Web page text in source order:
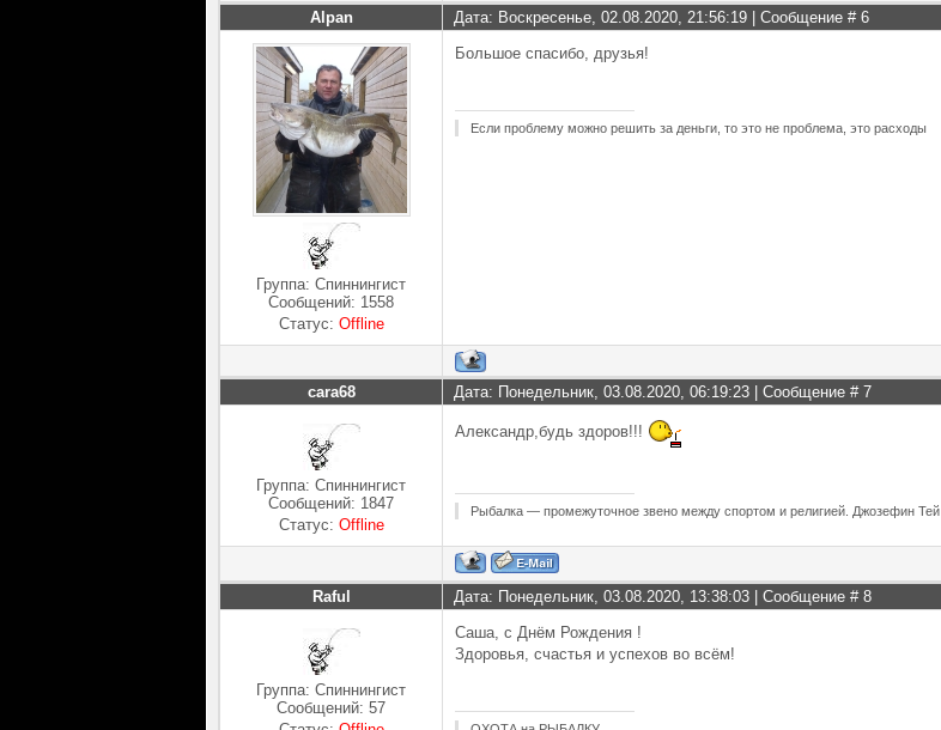
Alpan Дата: Воскресенье, 02.08.2020, 21:56:19 | Сообщение # 6
Группа: Спиннингист
Сообщений: 1558
Статус: Offline
Большое спасибо, друзья!
Если проблему можно решить за деньги, то это не проблема, это расходы
cara68 Дата: Понедельник, 03.08.2020, 06:19:23 | Сообщение # 7
Группа: Спиннингист
Сообщений: 1847
Статус: Offline
Александр,будь здоров!!!
Рыбалка — промежуточное звено между спортом и религией. Джозефин Тей
Raful Дата: Понедельник, 03.08.2020, 13:38:03 | Сообщение # 8
Группа: Спиннингист
Сообщений: 57
Саша, с Днём Рождения !
Здоровья, счастья и успехов во всём!